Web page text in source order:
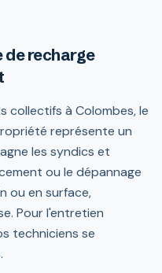
de recharge
collectifs à Colombes, le
représente un
les syndics et
ou le dépannage
ou en surface,
Pour l'entretien
techniciens se